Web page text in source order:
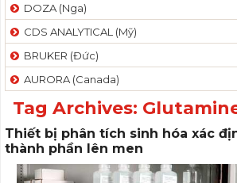
DOZA (Nga)
CDS ANALYTICAL (Mỹ)
BRUKER (Đức)
AURORA (Canada)
Tag Archives:
Thiết bị phân tích sinh hóa xác
thành phần lên men